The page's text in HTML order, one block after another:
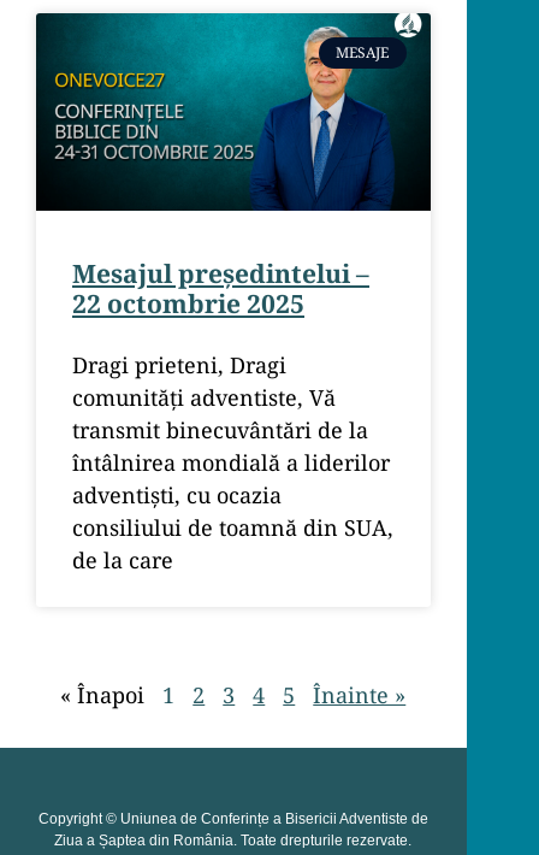
MESAJE
Mesajul președintelui –
22 octombrie 2025
Dragi prieteni, Dragi
comunități adventiste, Vă
transmit binecuvântări de la
întâlnirea mondială a liderilor
adventiști, cu ocazia
consiliului de toamnă din SUA,
de la care
« Înapoi 1 2 3 4 5 Înainte »
Copyright © Uniunea de Conferințe a Bisericii Adventiste de
Ziua a Șaptea din România. Toate drepturile rezervate.